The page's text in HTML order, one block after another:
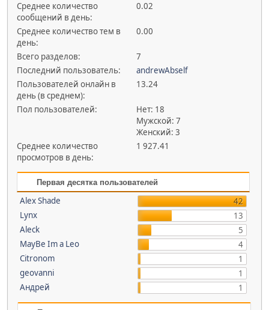
Среднее количество
сообщений в день:
0.02
Среднее количество тем в
день:
0.00
Всего разделов:
7
Последний пользователь:
andrewAbself
Пользователей онлайн в
день (в среднем):
13.24
Пол пользователей:
Нет: 18
Мужской: 7
Женский: 3
Среднее количество
просмотров в день:
1 927.41
Первая десятка пользователей
Alex Shade
42
Lynx
13
Aleck
5
MayBe Im a Leo
4
Citronom
1
geovanni
1
Андрей
1